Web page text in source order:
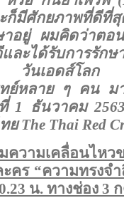
ก็มีศักยภาพที่ดีที่
าอยู่ ผมคิดว่าต
และได้รับการรั
ม วันเอดส์โล
ย์หลาย ๆ คน ม
1 ธันวาคม
ยThe Thai Red
วามเคลื่อนไหว
คร “ความทรงจ
น. ทางช่อง 3